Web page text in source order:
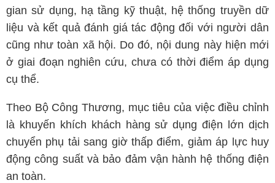
gian sử dụng, hạ tầng kỹ thuật, hệ thống truyền dữ
liệu và kết quả đánh giá tác động đối với người dân
cũng như toàn xã hội. Do đó, nội dung này hiện mới
ở giai đoạn nghiên cứu, chưa có thời điểm áp dụng
cụ thể.
Theo Bộ Công Thương, mục tiêu của việc điều chỉnh
là khuyến khích khách hàng sử dụng điện lớn dịch
chuyển phụ tải sang giờ thấp điểm, giảm áp lực huy
động công suất và bảo đảm vận hành hệ thống điện
an toàn.